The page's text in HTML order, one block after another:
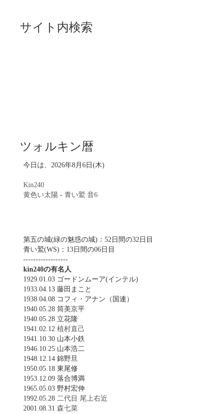
サイト内検索
ツォルキン暦
今日は、2026年8月6日(木)
Kin240
黄色い太陽 - 青い鷲 音6
第五の城(緑の魅惑の城)：52日間の32日目
青い鷲(WS)：13日間の06日目
------------------
kin240の有名人
1929.01.03 ゴードンムーア(インテル)
1933.04.13 藤田まこと
1938.04.08 コフィ・アナン（国連）
1940.05.28 筒美京平
1940.05.28 立花隆
1941.02.12 植村直己
1941.10.30 山本小鉄
1946.10.25 山本浩二
1948.12.14 錦野旦
1950.05.18 東尾修
1953.12.09 落合博満
1965.05.03 野村宏伸
1992.05.28 二代目 尾上右近
2001.08.31 森七菜